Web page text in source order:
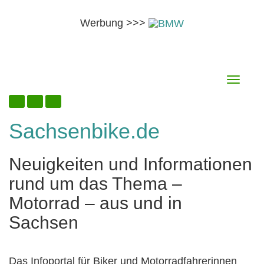
Werbung >>>
content
Toggle
Sachsenbike.de
Neuigkeiten und Informationen
rund um das Thema –
Motorrad – aus und in
Sachsen
Das Infoportal für Biker und Motorradfahrerinnen